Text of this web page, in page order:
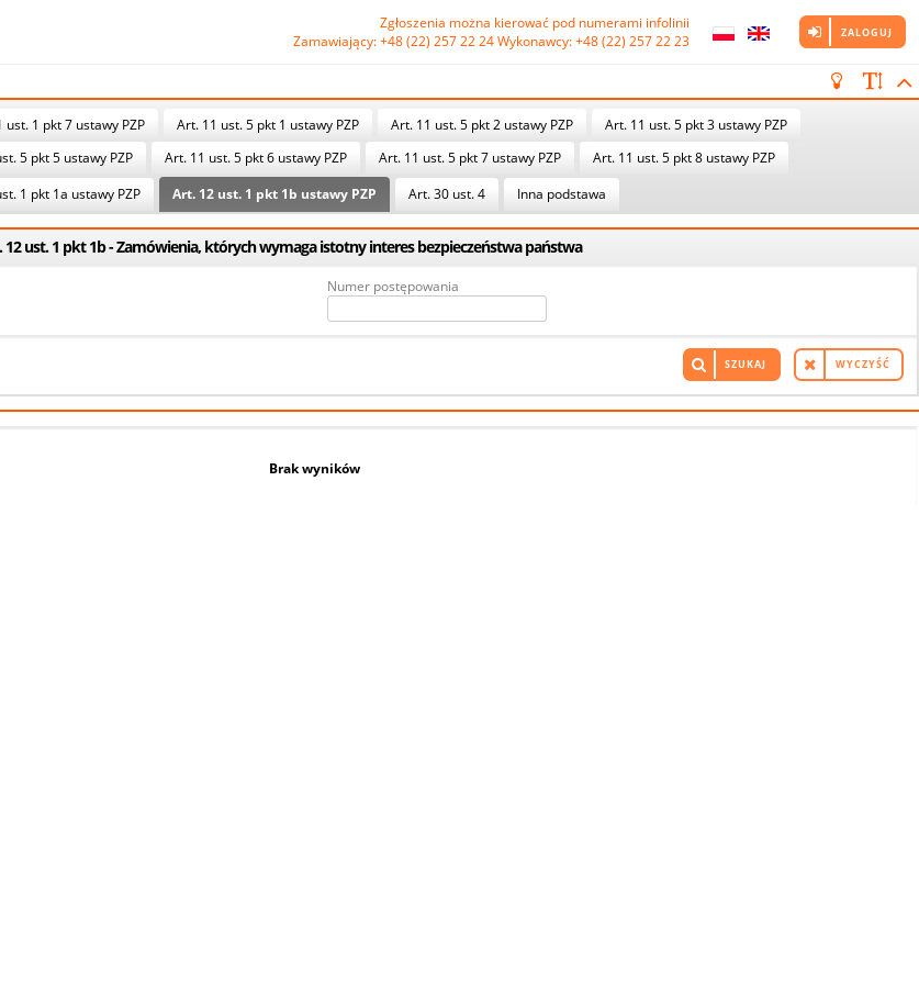
Zgłoszenia można kierować pod numerami infolinii
Zamawiający: +48 (22) 257 22 24 Wykonawcy: +48 (22) 257 22 23
ZALOGUJ
ust. 1 pkt 7 ustawy PZP Art. 11 ust. 5 pkt 1 ustawy PZP Art. 11 ust. 5 pkt 2 ustawy PZP
Art. 11 ust. 5 pkt 3 ustawy PZP
5 pkt 5 ustawy PZP Art. 11 ust. 5 pkt 6 ustawy PZP Art. 11 ust. 5 pkt 7 ustawy PZP
Art. 11 ust. 5 pkt 8 ustawy PZP
1 pkt 1a ustawy PZP Art. 12 ust. 1 pkt 1b ustawy PZP Art. 30 ust. 4 Inna podstawa
12 ust. 1 pkt 1b - Zamówienia, których wymaga istotny interes bezpieczeństwa państwa
Numer postępowania
WYCZYŚĆ
SZUKAJ
Brak wyników